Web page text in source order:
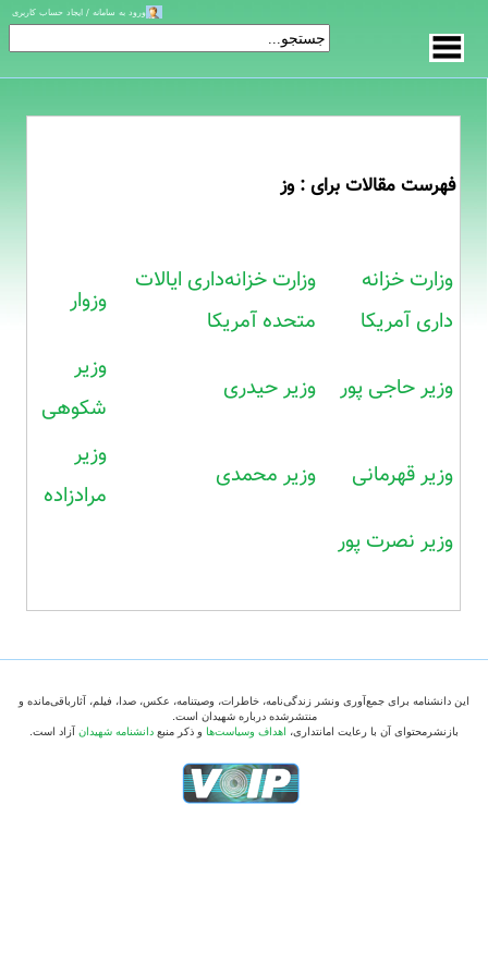
فهرست مقالات برای : وز
وزارت خزانه
داری آمریکا
وزارت خزانه‌داری ایالات
متحده آمریکا
وزوار
وزیر حاجی پور وزیر حیدری
وزیر
شکوهی
وزیر قهرمانی وزیر محمدی
وزیر
مرادزاده
وزیر نصرت پور
ورود به سامانه / ایجاد حساب کاربری
این دانشنامه برای جمع‌آوری ونشر زندگی‌نامه، خاطرات، وصیتنامه، عکس، صدا، فیلم، آثارباقی‌مانده و
منتشرشده درباره شهیدان است.
بازنشرمحتوای آن با رعایت امانتداری، اهداف وسیاست‌ها و ذکر منبع دانشنامه شهیدان آزاد است.